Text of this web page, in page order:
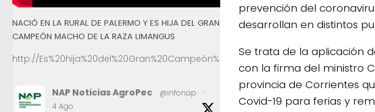
prevención del
desarrollan en distintos
Se trata de la aplicación
con la firma del ministro
provincia de Corrientes
Covid-19 para ferias y
NACIÓ EN LA RURAL DE PALERMO Y ES HIJA DEL GRAN
CAMPEÓN MACHO DE LA RAZA LIMANGUS
http://
NAP Noticias AgroPec @infonap
·
4 Ago